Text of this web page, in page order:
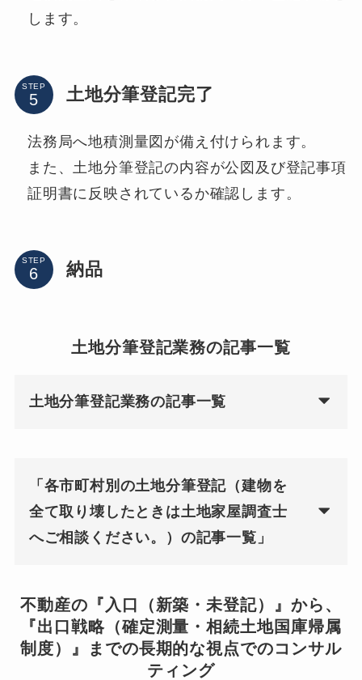
します。
STEP 土地分筆登記完了
法務局へ地積測量図が備え付けられます。
また、土地分筆登記の内容が公図及び登記事項
証明書に反映されているか確認します。
STEP 納品
土地分筆登記業務の記事一覧
土地分筆登記業務の記事一覧
「各市町村別の土地分筆登記（建物を
全て取り壊したときは土地家屋調査士
へご相談ください。）の記事一覧」
不動産の『入口（新築・未登記）』から、
『出口戦略（確定測量・相続土地国庫帰属
制度）』までの長期的な視点でのコンサル
ティング